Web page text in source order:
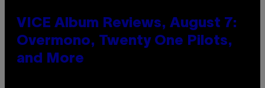
VICE Album Reviews, August 7:
Overmono, Twenty One Pilots,
and More